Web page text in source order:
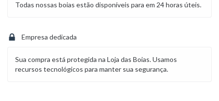
Todas nossas boias estão disponíveis para em 24 horas úteis.
Empresa dedicada
Sua compra está protegida na Loja das Boias. Usamos
recursos tecnológicos para manter sua segurança.